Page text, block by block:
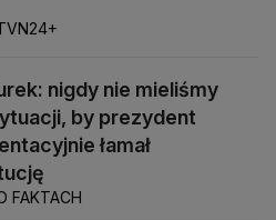
nigdy nie mieliśmy
by prezydent
łamał
FAKTACH